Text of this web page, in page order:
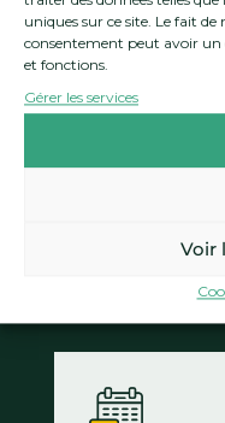
uniques sur ce site. Le fait
consentement peut avoir un
et fonctions.
Gérer les services
Voir
die
2-daags
op het
gedeeld met